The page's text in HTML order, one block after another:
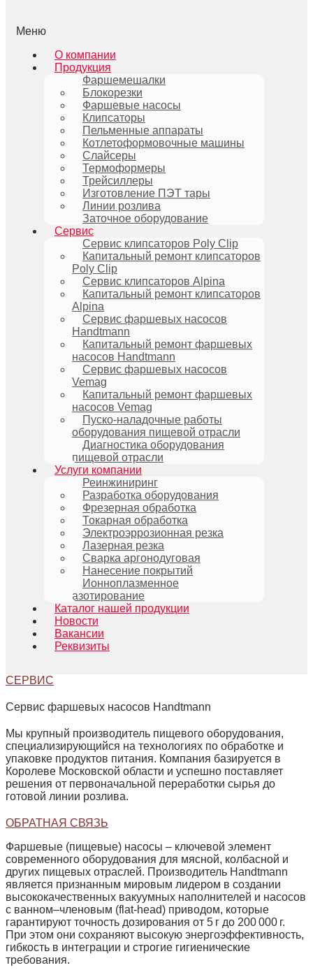
Меню
О компании
Продукция
Фаршемешалки
Блокорезки
Фаршевые насосы
Клипсаторы
Пельменные аппараты
Котлетоформовочные машины
Слайсеры
Термоформеры
Трейсиллеры
Изготовление ПЭТ тары
Линии розлива
Заточное оборудование
Сервис
Сервис клипсаторов Poly Clip
Капитальный ремонт клипсаторов
Poly Clip
Сервис клипсаторов Alpina
Капитальный ремонт клипсаторов
Alpina
Сервис фаршевых насосов
Handtmann
Капитальный ремонт фаршевых
насосов Handtmann
Сервис фаршевых насосов
Vemag
Капитальный ремонт фаршевых
насосов Vemag
Пуско-наладочные работы
оборудования пищевой отрасли
Диагностика оборудования
пищевой отрасли
Услуги компании
Реинжиниринг
Разработка оборудования
Фрезерная обработка
Токарная обработка
Электроэррозионная резка
Лазерная резка
Сварка аргонодуговая
Нанесение покрытий
Ионноплазменное
азотирование
Каталог нашей продукции
Новости
Вакансии
Реквизиты
СЕРВИС
Сервис фаршевых насосов Handtmann
Мы крупный производитель пищевого оборудования,
специализирующийся на технологиях по обработке и
упаковке продуктов питания. Компания базируется в
Королеве Московской области и успешно поставляет
решения от первоначальной переработки сырья до
готовой линии розлива.
ОБРАТНАЯ СВЯЗЬ
Фаршевые (пищевые) насосы – ключевой элемент
современного оборудования для мясной, колбасной и
других пищевых отраслей. Производитель Handtmann
является признанным мировым лидером в создании
высококачественных вакуумных наполнителей и насосов
с ванном–членовым (flat‑head) приводом, которые
гарантируют точность дозирования от 5 г до 200 000 г.
При этом они сохраняют высокую энергоэффективность,
гибкость в интеграции и строгие гигиенические
требования.